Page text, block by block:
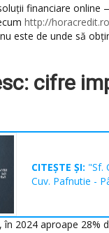
financiare online
http://horacredit.ro
este de unde să
cifre
CITEȘTE ȘI: "Sf.
Cuv. Pafnutie -
, în 2024 aproape 28%